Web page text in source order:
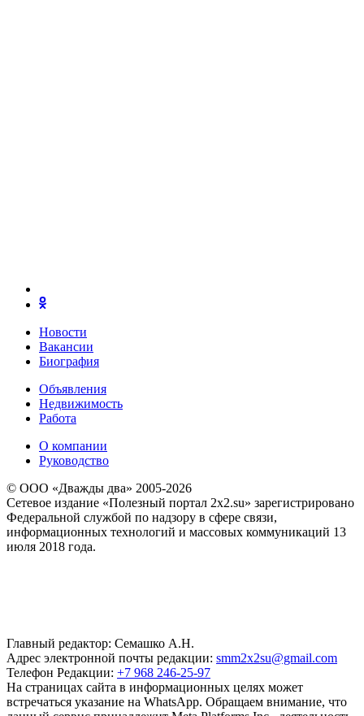
Новости
Вакансии
Биография
Объявления
Недвижимость
Работа
О компании
Руководство
© ООО «Дважды два» 2005-2026
Сетевое издание «Полезный портал 2x2.su» зарегистрировано
Федеральной службой по надзору в сфере связи,
информационных технологий и массовых коммуникаций 13
июля 2018 года.
Главный редактор: Семашко А.Н.
Адрес электронной почты редакции: smm2x2su@gmail.com
Телефон Редакции: +7 968 246-25-97
На страницах сайта в информационных целях может
встречаться указание на WhatsApp. Обращаем внимание, что